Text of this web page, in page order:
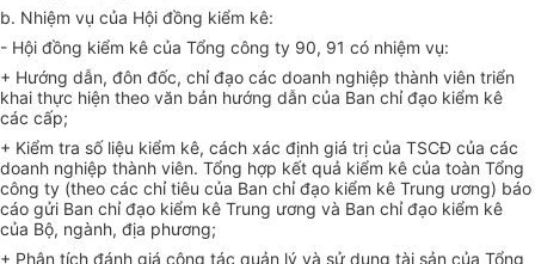
b. Nhiệm vụ của Hội đồng kiểm kê:
- Hội đồng kiểm kê của Tổng công ty 90, 91 có nhiệm vụ:
+ Hướng dẫn, đôn đốc, chỉ đạo các doanh nghiệp thành viên triển
khai thực hiện theo văn bản hướng dẫn của Ban chỉ đạo kiểm kê
các cấp;
+ Kiểm tra số liệu kiểm kê, cách xác định giá trị của TSCĐ của các
doanh nghiệp thành viên. Tổng hợp kết quả kiểm kê của toàn Tổng
công ty (theo các chỉ tiêu của Ban chỉ đạo kiểm kê Trung ương) báo
cáo gửi Ban chỉ đạo kiểm kê Trung ương và Ban chỉ đạo kiểm kê
của Bộ, ngành, địa phương;
+ Phân tích đánh giá công tác quản lý và sử dụng tài sản của Tổng